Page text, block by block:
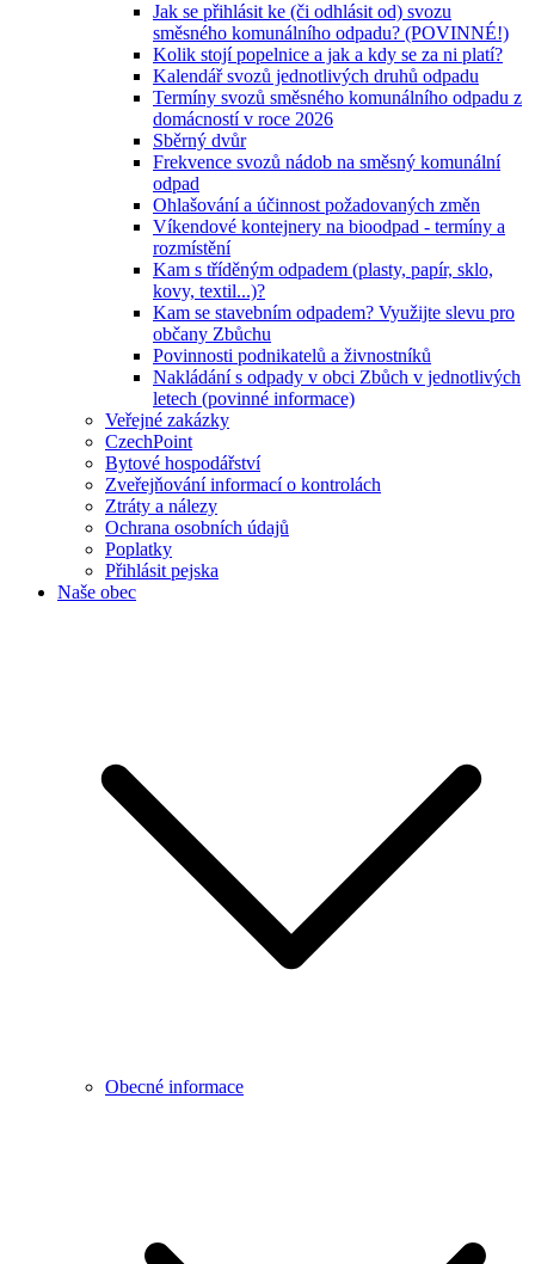
Jak se přihlásit ke (či odhlásit od) svozu
směsného komunálního odpadu? (POVINNÉ!)
Kolik stojí popelnice a jak a kdy se za ni platí?
Kalendář svozů jednotlivých druhů odpadu
Termíny svozů směsného komunálního odpadu z
domácností v roce 2026
Sběrný dvůr
Frekvence svozů nádob na směsný komunální
odpad
Ohlašování a účinnost požadovaných změn
Víkendové kontejnery na bioodpad - termíny a
rozmístění
Kam s tříděným odpadem (plasty, papír, sklo,
kovy, textil...)?
Kam se stavebním odpadem? Využijte slevu pro
občany Zbůchu
Povinnosti podnikatelů a živnostníků
Nakládání s odpady v obci Zbůch v jednotlivých
letech (povinné informace)
Veřejné zakázky
CzechPoint
Bytové hospodářství
Zveřejňování informací o kontrolách
Ztráty a nálezy
Ochrana osobních údajů
Poplatky
Přihlásit pejska
Naše obec
Obecné informace